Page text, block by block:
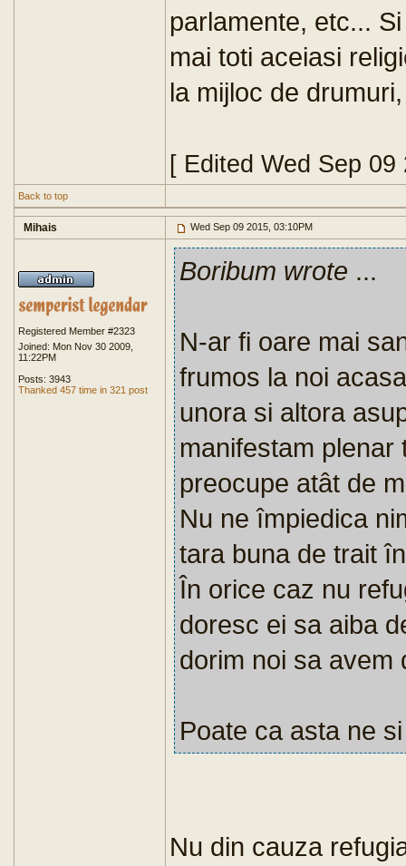
parlamente, etc...
mai toti aceiasi
la mijloc de
[ Edited Wed Sep
Back to top
Mihais Wed Sep 09 2015, 03:10PM
Registered Member #2323
Joined: Mon Nov 30 2009,
11:22PM
Posts: 3943
Thanked 457 time in 321 post
Boribum wrote ...
N-ar fi oare mai
frumos la noi
unora si altora
manifestam plenar
preocupe atât de
Nu ne împiedica
tara buna de trait
În orice caz nu
doresc ei sa aiba
dorim noi sa avem
Poate ca asta ne
Nu din cauza